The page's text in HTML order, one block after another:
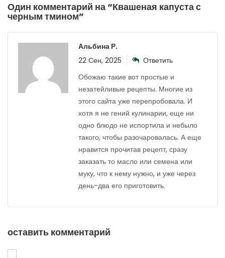
Один комментарий на “Квашеная капуста с
черным тмином”
Альбина Р.
22 Сен, 2025
Ответить
Обожаю такие вот простые и
незатейливые рецепты. Многие из
этого сайта уже перепробовала. И
хотя я не гений кулинарии, еще ни
одно блюдо не испортила и небыло
такого, чтобы разочаровалась. А еще
нравится прочитав рецепт, сразу
заказать то масло или семена или
муку, что к нему нужно, и уже через
день-два его приготовить.
оставить комментарий